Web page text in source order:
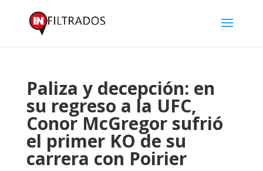
Paliza y decepción: en
su regreso a la UFC,
Conor McGregor sufrió
el primer KO de su
carrera con Poirier